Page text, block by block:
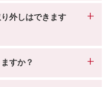
外しはできます
すか？